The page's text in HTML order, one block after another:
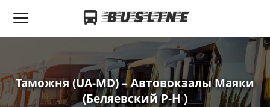
Таможня (UA-MD) – Автовокзалы Маяки
(Беляевский Р-Н )